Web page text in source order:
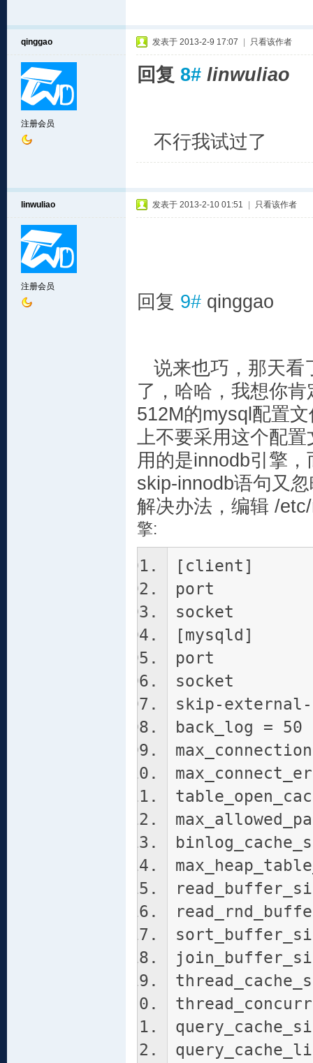
qinggao
注册会员
发表于 2013-2-9 17:07 只看该作者
回复 8# linwuliao
不行我试过了
linwuliao
注册会员
发表于 2013-2-10 01:51 只看该作者
回复 9# qinggao
说来也巧，那天看
了，哈哈，我想你
512M的mysql配置
上不要采用这个配
用的是innodb引擎
skip-innodb语句又
解决办法，编辑 /
擎:
[client]
port =
socket = /
[mysqld]
port =
socket = /
skip-
back_log = 50